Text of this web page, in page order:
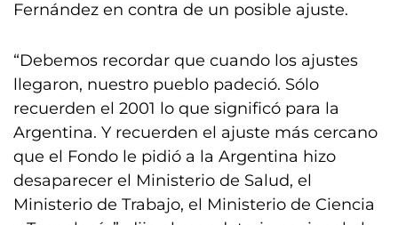
Fernández en contra de un posible ajuste.
“Debemos recordar que cuando los ajustes
llegaron, nuestro pueblo padeció. Sólo
recuerden el 2001 lo que significó para la
Argentina. Y recuerden el ajuste más cercano
que el Fondo le pidió a la Argentina hizo
desaparecer el Ministerio de Salud, el
Ministerio de Trabajo, el Ministerio de Ciencia